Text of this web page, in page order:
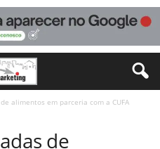
alimentos em parceria com a CUFA
de